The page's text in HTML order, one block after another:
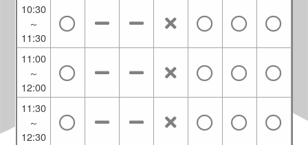
10:30
～
11:30
11:00
～
12:00
11:30
～
12:30